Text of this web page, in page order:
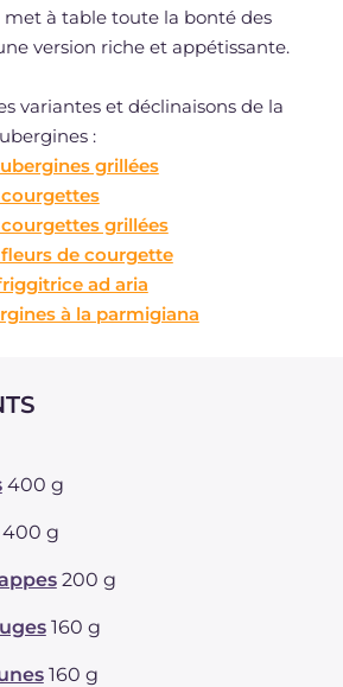
à table toute la bonté des
version riche et appétissante.
variantes et déclinaisons de la
:
grillées
grillées
de courgette
ad aria
à la parmigiana
400 g
400 g
200 g
160 g
160 g